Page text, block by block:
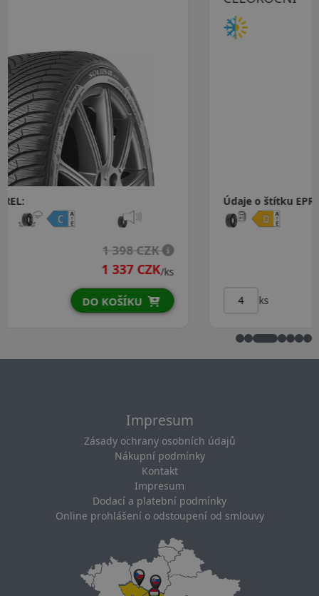
ks DO KOŠÍKU
Impresum
Zásady ochrany osobních údajů
Nákupní podmínky
Kontakt
Impresum
Dodací a platební podmínky
Online prohlášení o odstoupení od smlouvy